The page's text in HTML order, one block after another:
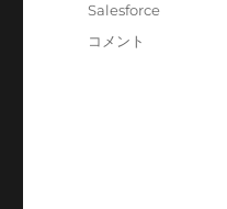
カ
Salesforce
コメント